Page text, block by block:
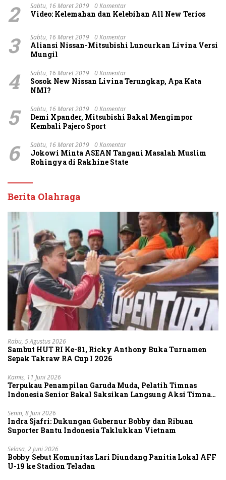
2 Sabtu, 16 Maret 2019 0 Komentar
Video: Kelemahan dan Kelebihan All New Terios
3 Sabtu, 16 Maret 2019 0 Komentar
Aliansi Nissan-Mitsubishi Luncurkan Livina Versi
Mungil
4 Sabtu, 16 Maret 2019 0 Komentar
Sosok New Nissan Livina Terungkap, Apa Kata
NMI?
5 Sabtu, 16 Maret 2019 0 Komentar
Demi Xpander, Mitsubishi Bakal Mengimpor
Kembali Pajero Sport
6 Sabtu, 16 Maret 2019 0 Komentar
Jokowi Minta ASEAN Tangani Masalah Muslim
Rohingya di Rakhine State
Berita Olahraga
Rabu, 5 Agustus 2026
Sambut HUT RI Ke-81, Ricky Anthony Buka Turnamen
Sepak Takraw RA Cup I 2026
Kamis, 11 Juni 2026
Terpukau Penampilan Garuda Muda, Pelatih Timnas
Indonesia Senior Bakal Saksikan Langsung Aksi Timnas
Senin, 8 Juni 2026
Indra Sjafri: Dukungan Gubernur Bobby dan Ribuan
Suporter Bantu Indonesia Taklukkan Vietnam
Selasa, 2 Juni 2026
Bobby Sebut Komunitas Lari Diundang Panitia Lokal AFF
U-19 ke Stadion Teladan